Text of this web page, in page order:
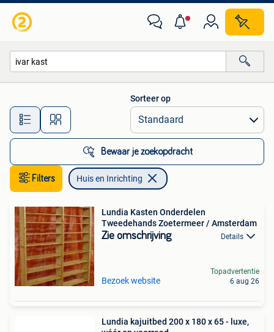
Alle afstanden…
Sorteer op
Bewaar je zoekopdracht
Filters Huis en Inrichting
Lundia Kasten Onderdelen
Tweedehands Zoetermeer / Amsterdam
Zie omschrijving Details
Bezoek website
Topadvertentie
6 aug 26
Lundia kajuitbed 200 x 180 x 65 - luxe,